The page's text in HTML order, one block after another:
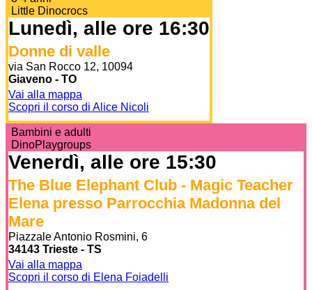
Little Dinocrocs
Lunedì, alle ore 16:30
Donne di valle
via San Rocco 12, 10094
Giaveno - TO
Vai alla mappa
Scopri il corso di Alice Nicoli
Bambini e adulti
DinoPlaygroups
Venerdì, alle ore 15:30
The Blue Elephant Club - Magic Teacher
Elena presso Parrocchia Madonna del
Mare
Piazzale Antonio Rosmini, 6
34143 Trieste - TS
Vai alla mappa
Scopri il corso di Elena Foiadelli